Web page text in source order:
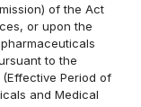
of the Act
or upon the
to the
Period of
and Medical